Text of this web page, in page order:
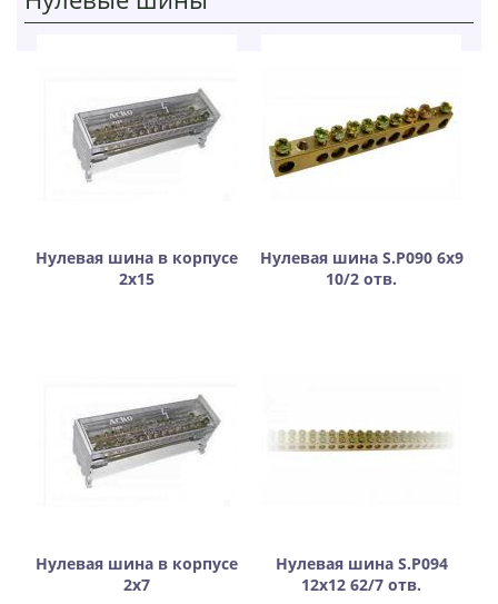
Нулевая шина в корпусе
2х15
Нулевая шина S.P090 6х9
10/2 отв.
Нулевая шина в корпусе
2х7
Нулевая шина S.P094
12х12 62/7 отв.